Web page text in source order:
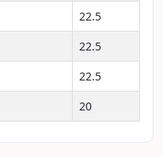
22.5
22.5
22.5
20